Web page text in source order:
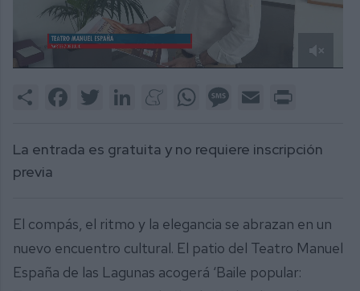
1
Share FacebookTwitter LinkedInMeneameWhatsAppMessage
Email
La entrada es gratuita y no requiere inscripción
previa
El compás, el ritmo y la elegancia se abrazan en un
nuevo encuentro cultural. El patio del Teatro Manuel
España de las Lagunas acogerá ‘Baile popular: